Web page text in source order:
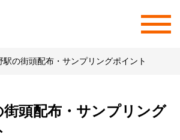
駅の街頭配布・サンプリングポイント
街頭配布・サンプリング